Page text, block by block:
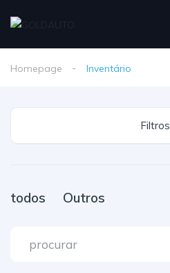
Homepage Inventário
Filtros
todos Outros